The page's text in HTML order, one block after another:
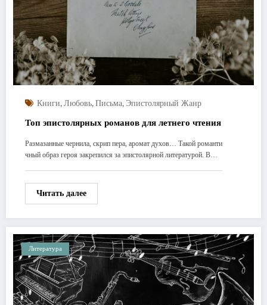
Книги, Любовь, Письма, Эпистолярный Жанр
Топ эпистолярных романов для летнего чтения
Размазанные чернила, скрип пера, аромат духов… Такой романти
чный образ героя закрепился за эпистолярной литературой. В…
Читать далее
Литература